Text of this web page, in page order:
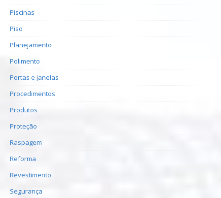
Piscinas
Piso
Planejamento
Polimento
Portas e janelas
Procedimentos
Produtos
Proteção
Raspagem
Reforma
Revestimento
Segurança